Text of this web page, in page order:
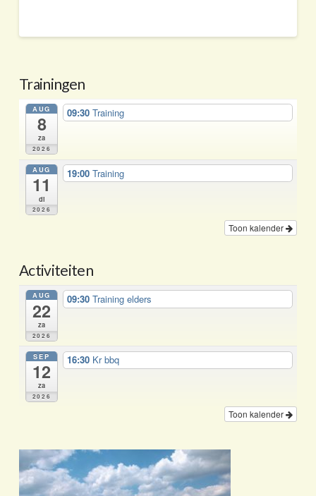
Trainingen
AUG
8
za
2026
09:30Training
AUG
11
di
2026
19:00Training
Toon kalender
Activiteiten
AUG
22
za
2026
09:30Training elders
SEP
12
za
2026
16:30 Kr bbq
Toon kalender